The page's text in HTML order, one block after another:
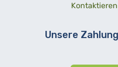
Unsere